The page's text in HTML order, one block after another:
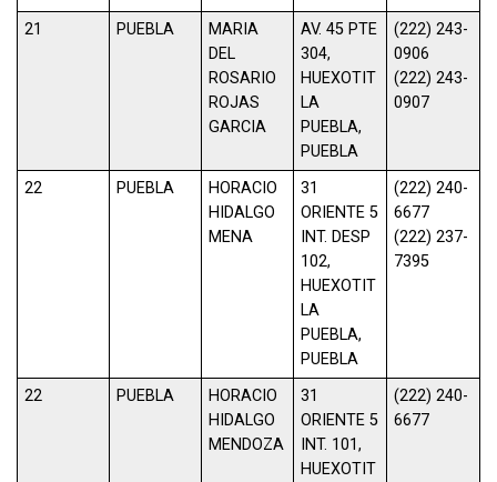
21
PUEBLA
MARIA
DEL
ROSARIO
ROJAS
GARCIA
AV. 45 PTE
304,
HUEXOTIT
LA
PUEBLA,
PUEBLA
(222) 243-
0906
(222) 243-
0907
22 PUEBLA
HORACIO
HIDALGO
MENA
31
ORIENTE 5
INT. DESP
102,
HUEXOTIT
LA
PUEBLA,
PUEBLA
(222) 240-
6677
(222) 237-
7395
22 PUEBLA
HORACIO
HIDALGO
MENDOZA
31
ORIENTE 5
INT. 101,
HUEXOTIT
(222) 240-
6677